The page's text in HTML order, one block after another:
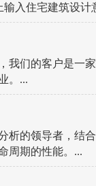
输入住宅建筑设计
我们的客户是一
。...
析的领导者，结
周期的性能。...